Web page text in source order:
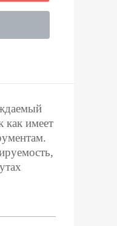
как имеет